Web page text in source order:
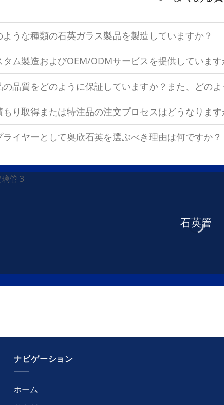
ような種類の石英ガラス製品を製造していますか？
タム製造およびOEM/ODMサービスを提供しています
の品質をどのように保証していますか？また、どの
もり取得または特注品の注文プロセスはどうなります
ライヤーとして奥欣石英を選ぶべき理由は何ですか？
石英管
ナビゲーション
ホーム